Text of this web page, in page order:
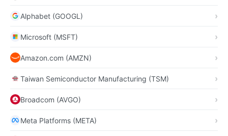
Alphabet (GOOGL)
Microsoft (MSFT)
Amazon.com (AMZN)
Taiwan Semiconductor Manufacturing (TSM)
Broadcom (AVGO)
Meta Platforms (META)